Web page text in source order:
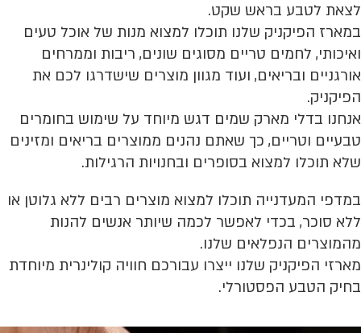
לצאת לטבע בראש שקט.
במארז הפיקניק שלנו תוכלו למצוא מנות של אוכל טעים
ואיכותי, לחמים טריים מסוגים שונים, ריבות וממרחים
אורגניים ובריאים, ועוד מגוון מוצרים שישדרגו לכם את
הפיקניק.
אנחנו בדלי מארק שמים דגש מיוחד על שימוש בחומרים
טבעיים וטריים, כך שאתם נהנים ממוצרים בריאים ומזינים
שלא תוכלו למצוא בסופרים ובחנויות הרגילות.
במדפי המעדנייה תוכלו למצוא מוצרים רבים ללא גלוטן או
ללא סוכר, בכדי לאפשר לכמה שיותר אנשים להנות
מהמוצרים הנפלאים שלנו.
מארזי הפיקניק שלנו ייצרו עבורכם חוויה קולינרית מיוחדת
בחיק הטבע הפסטורלי.